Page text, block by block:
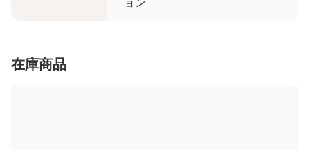
在庫商品